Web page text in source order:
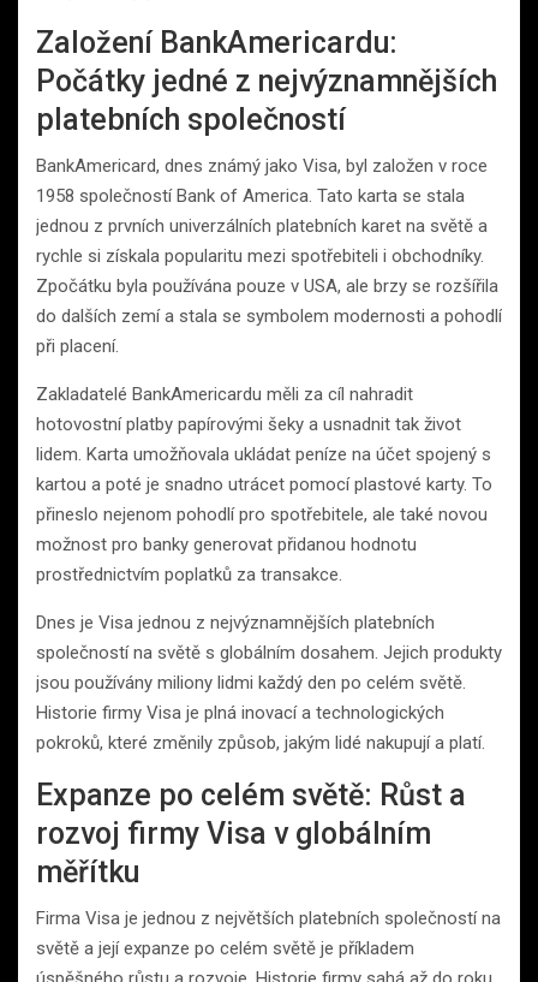
Založení BankAmericardu:
Počátky jedné z nejvýznamnějších
platebních společností
BankAmericard, dnes známý jako Visa, byl založen v roce
1958 společností Bank of America. Tato karta se stala
jednou z prvních univerzálních platebních karet na světě a
rychle si získala popularitu mezi spotřebiteli i obchodníky.
Zpočátku byla používána pouze v USA, ale brzy se rozšířila
do dalších zemí a stala se symbolem modernosti a pohodlí
při placení.
Zakladatelé BankAmericardu měli za cíl nahradit
hotovostní platby papírovými šeky a usnadnit tak život
lidem. Karta umožňovala ukládat peníze na účet spojený s
kartou a poté je snadno utrácet pomocí plastové karty. To
přineslo nejenom pohodlí pro spotřebitele, ale také novou
možnost pro banky generovat přidanou hodnotu
prostřednictvím poplatků za transakce.
Dnes je Visa jednou z nejvýznamnějších platebních
společností na světě s globálním dosahem. Jejich produkty
jsou používány miliony lidmi každý den po celém světě.
Historie firmy Visa je plná inovací a technologických
pokroků, které změnily způsob, jakým lidé nakupují a platí.
Expanze po celém světě: Růst a
rozvoj firmy Visa v globálním
měřítku
Firma Visa je jednou z největších platebních společností na
světě a její expanze po celém světě je příkladem